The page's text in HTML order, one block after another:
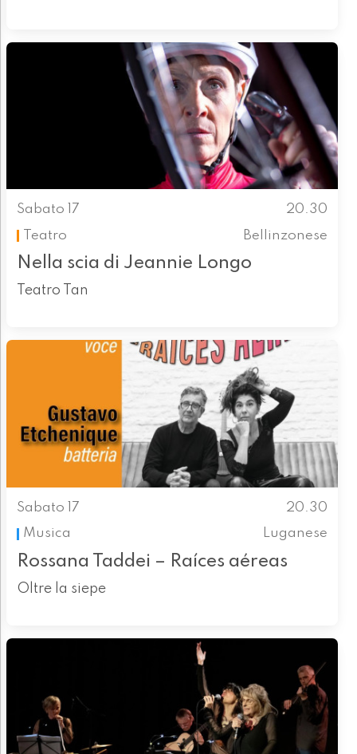
Sabato 17
20.30
Teatro
Bellinzonese
Nella scia di Jeannie Longo
Teatro Tan
Sabato 17
20.30
Musica
Luganese
Rossana Taddei – Raíces aéreas
Oltre la siepe